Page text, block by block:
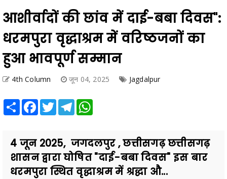
आशीर्वादों की छांव में दाई-बबा दिवस":
धरमपुरा वृद्धाश्रम में वरिष्ठजनों का
हुआ भावपूर्ण सम्मान
4th Column जून 04, 2025 Jagdalpur
Share Facebook
TwitterTelegram
4 जून 2025, जगदलपुर , छत्तीसगढ़ छत्तीसगढ़
शासन द्वारा घोषित "दाई-बबा दिवस" इस बार
धरमपुरा स्थित वृद्धाश्रम में श्रद्धा औ...